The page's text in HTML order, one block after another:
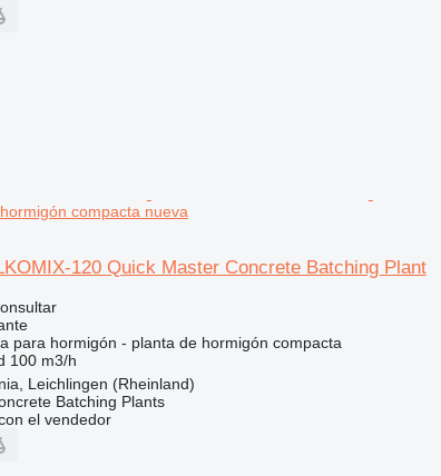
compacta nueva
120 Quick Master Concrete Batching Plant
para hormigón - planta de hormigón compacta
100 m3/h
Leichlingen (Rheinland)
Batching Plants
el vendedor